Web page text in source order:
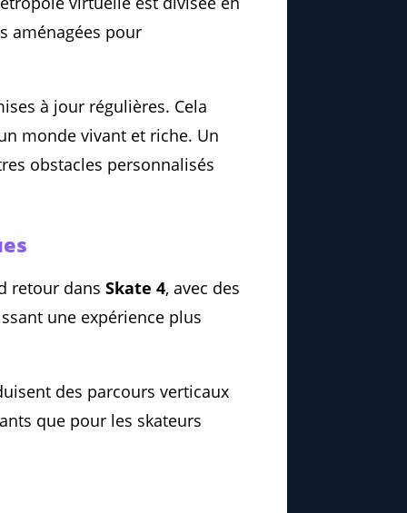
aménagées pour
à jour régulières. Cela
monde vivant et riche. Un
obstacles personnalisés
retour dans Skate 4, avec des
une expérience plus
des parcours verticaux
que pour les skateurs